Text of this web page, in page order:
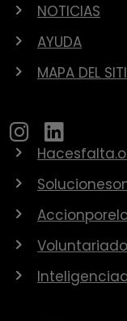
NOTICIAS
AYUDA
MAPA DEL